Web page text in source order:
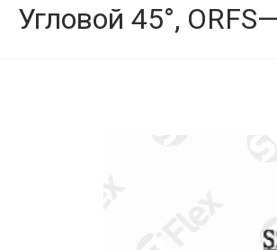
Угловой 45°,